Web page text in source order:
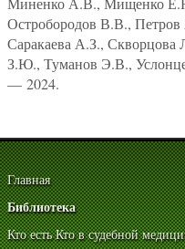
Остробородов В.В.,
Саракаева А.З.,
З.Ю., Туманов Э.В.,
— 2024.
Главная
Библиотека
Кто есть Кто в судебной